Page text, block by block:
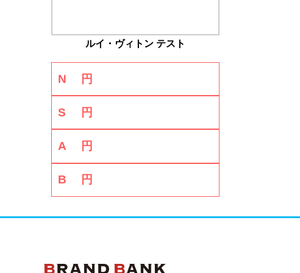
ルイ・ヴィトン テスト
N 円
S 円
A 円
B 円